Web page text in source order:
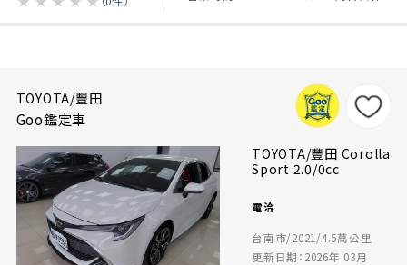
TOYOTA/豐田
Goo鑑定車
TOYOTA/豐田 Corolla
Sport 2.0/0cc
電洽
台南市/2021/4.5萬公里
更新日期：2026年 03月